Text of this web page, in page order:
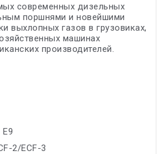
современных дизельных
поршнями и новейшими
выхлопных газов в грузовиках,
машинах
производителей.
2/ECF-3